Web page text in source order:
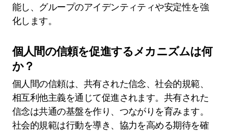
能し、グループのアイデンティティや安定性を強
化します。
個人間の信頼を促進するメカニズムは何
か？
個人間の信頼は、共有された信念、社会的規範、
相互利他主義を通じて促進されます。共有された
信念は共通の基盤を作り、つながりを育みます。
社会的規範は行動を導き、協力を高める期待を確